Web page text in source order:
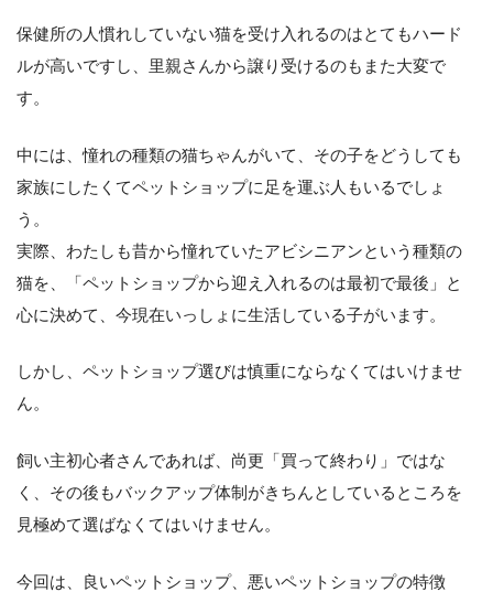
保健所の人慣れしていない猫を受け入れるのはとてもハード
ルが高いですし、里親さんから譲り受けるのもまた大変で
す。
中には、憧れの種類の猫ちゃんがいて、その子をどうしても
家族にしたくてペットショップに足を運ぶ人もいるでしょ
う。
実際、わたしも昔から憧れていたアビシニアンという種類の
猫を、「ペットショップから迎え入れるのは最初で最後」と
心に決めて、今現在いっしょに生活している子がいます。
しかし、ペットショップ選びは慎重にならなくてはいけませ
ん。
飼い主初心者さんであれば、尚更「買って終わり」ではな
く、その後もバックアップ体制がきちんとしているところを
見極めて選ばなくてはいけません。
今回は、良いペットショップ、悪いペットショップの特徴